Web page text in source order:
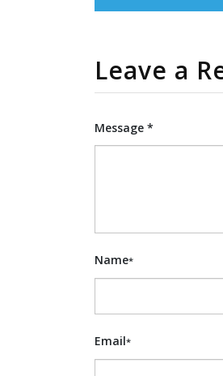
Leave a
Message *
Name*
Email*